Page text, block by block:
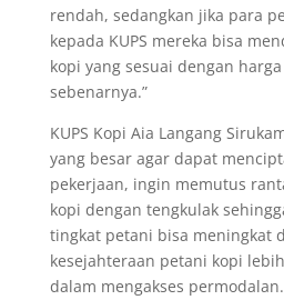
rendah, sedangkan jika para
kepada KUPS mereka bisa
kopi yang sesuai dengan
sebenarnya.”
KUPS Kopi Aia Langang
yang besar agar dapat
pekerjaan, ingin memutus
kopi dengan tengkulak
tingkat petani bisa meningkat
kesejahteraan petani kopi
dalam mengakses